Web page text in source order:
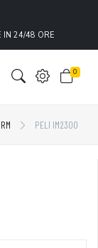
IN 24/48 ORE
0
PELI IM2300